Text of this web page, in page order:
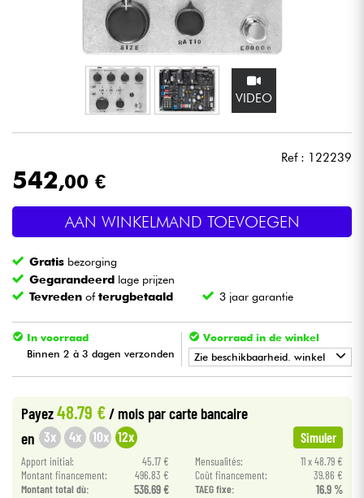
Hoofdtelefoon
Microfoon
Licht
Drums & percussie
Blaasinstrument
Kinderen
Kabels & toebehoren
HiFi
Sets
VIDEO
Ref : 122239
542,00 €
AAN WINKELMAND TOEVOEGEN
Gratis bezorging
Gegarandeerd lage prijzen
Tevreden ofterugbetaald 3 jaar garantie
In voorraad
Binnen 2 à 3 dagen verzonden
Voorraad in de winkel
Zie beschikbaarheid. winkel
•
Payez48.79 € / mois par carte bancaire
en 3x 4x 10x 12x Simuler
Apport initial: 45.17 € Mensualités:
11 x 48.79 €
Montant financement:
496.83 € Coût financement:
39.86 €
Montant total dù:
536.69 € TAEG fixe: 16.9 %